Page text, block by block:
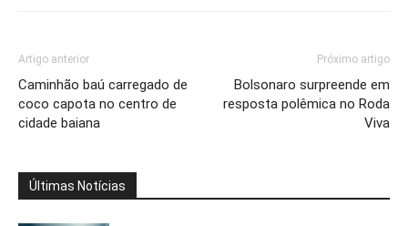
Artigo anterior
Caminhão baú carregado de
coco capota no centro de
cidade baiana
Próximo artigo
Bolsonaro surpreende em
resposta polêmica no Roda
Viva
Últimas Notícias